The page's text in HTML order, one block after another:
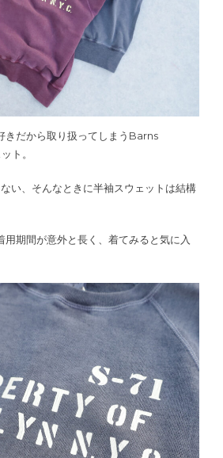
きだから取り扱ってしまうBarns
ト。
い、そんなときに半袖スウェットは結構
用期間が意外と長く、着てみると気に入